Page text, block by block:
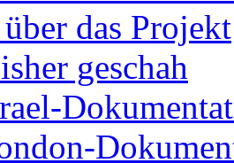
das Projekt
geschah